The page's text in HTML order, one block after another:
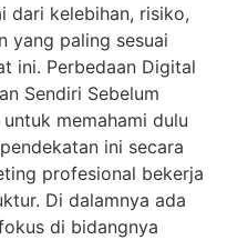
dari kelebihan, risiko,
yang paling sesuai
ini. Perbedaan Digital
Sendiri Sebelum
memahami dulu
ini secara
profesional bekerja
Di dalamnya ada
di bidangnya